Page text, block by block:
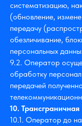
систематизацию,
(обновление,
передачу
обезличивание,
персональных
9.2. Оператор
обработку
передачей
10.
10.1. Оператор до